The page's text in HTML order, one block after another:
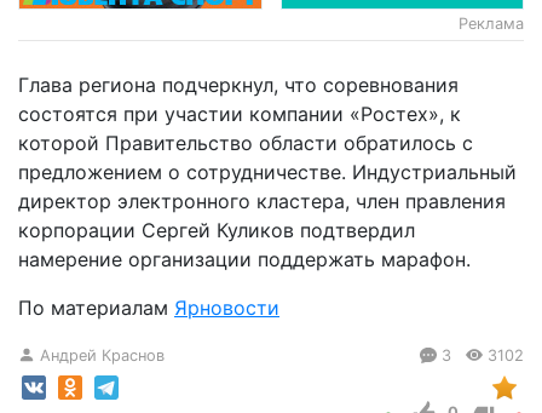
Реклама
Глава региона подчеркнул, что соревнования
состоятся при участии компании «Ростех», к
которой Правительство области обратилось с
предложением о сотрудничестве. Индустриальный
директор электронного кластера, член правления
корпорации Сергей Куликов подтвердил
намерение организации поддержать марафон.
По материалам Ярновости
Андрей Краснов 3 3102